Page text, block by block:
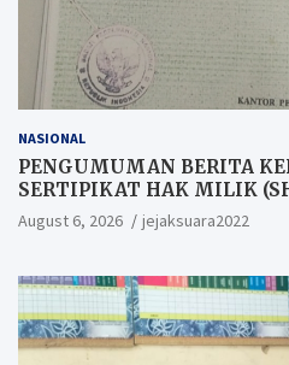
NASIONAL
PENGUMUMAN BERITA
SERTIPIKAT HAK MILIK
August 6, 2026 jejaksuara2022